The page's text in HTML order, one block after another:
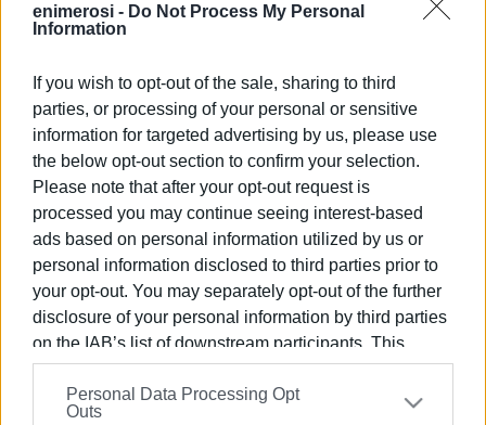
enimerosi - Do Not Process My Personal
Information
If you wish to opt-out of the sale, sharing to third
parties, or processing of your personal or sensitive
information for targeted advertising by us, please use
the below opt-out section to confirm your selection.
Please note that after your opt-out request is
processed you may continue seeing interest-based
ads based on personal information utilized by us or
personal information disclosed to third parties prior to
your opt-out. You may separately opt-out of the further
disclosure of your personal information by third parties
on the IAB’s list of downstream participants. This
information may also be disclosed by us to third parties
on theIAB’s List of Downstream Participants
that may
further disclose it to other third parties.
Personal Data Processing Opt
Outs
Ενδοοικογενειακή βία ΕΛ.ΑΣ.
ΣΧΕΤΙΚA AΡΘΡΑ